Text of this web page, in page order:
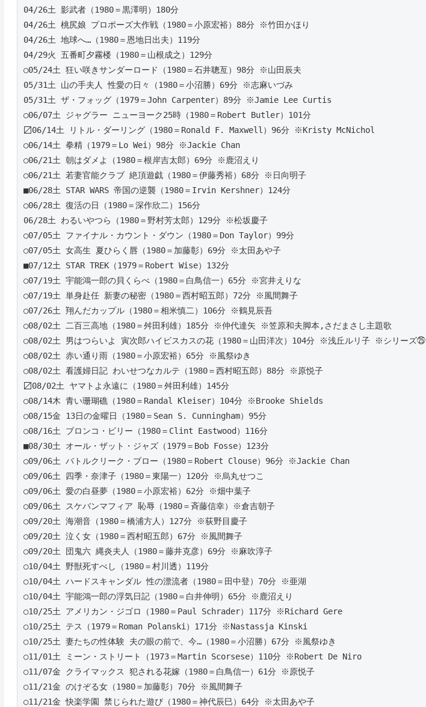
04/26土 影武者（1980＝黒澤明）180分
04/26土 桃尻娘 プロポーズ大作戦（1980＝小原宏裕）88分 ※竹田かほり
04/26土 地球へ…（1980＝恩地日出夫）119分
04/29火 五番町夕霧楼（1980＝山根成之）129分
○05/24土 狂い咲きサンダーロード（1980＝石井聰亙）98分 ※山田辰夫
05/31土 山の手夫人 性愛の日々（1980＝小沼勝）69分 ※志麻いづみ
05/31土 ザ・フォッグ（1979＝John Carpenter）89分 ※Jamie Lee Curtis
○06/07土 ジャグラー ニューヨーク25時（1980＝Robert Butler）101分
〼06/14土 リトル・ダーリング（1980＝Ronald F. Maxwell）96分 ※Kristy McNichol
○06/14土 拳精（1979＝Lo Wei）98分 ※Jackie Chan
○06/21土 朝はダメよ（1980＝根岸吉太郎）69分 ※鹿沼えり
○06/21土 若妻官能クラブ 絶頂遊戯（1980＝伊藤秀裕）68分 ※日向明子
■06/28土 STAR WARS 帝国の逆襲（1980＝Irvin Kershner）124分
○06/28土 復活の日（1980＝深作欣二）156分
06/28土 わるいやつら（1980＝野村芳太郎）129分 ※松坂慶子
○07/05土 ファイナル・カウント・ダウン（1980＝Don Taylor）99分
○07/05土 女高生 夏ひらく唇（1980＝加藤彰）69分 ※太田あや子
■07/12土 STAR TREK（1979＝Robert Wise）132分
○07/19土 宇能鴻一郎の貝くらべ（1980＝白鳥信一）65分 ※宮井えりな
○07/19土 単身赴任 新妻の秘密（1980＝西村昭五郎）72分 ※風間舞子
○07/26土 翔んだカップル（1980＝相米慎二）106分 ※鶴見辰吾
○08/02土 二百三高地（1980＝舛田利雄）185分 ※仲代達矢 ※笠原和夫脚本,さだまさし主題歌
○08/02土 男はつらいよ 寅次郎ハイビスカスの花（1980＝山田洋次）104分 ※浅丘ルリ子 ※シリーズ㉕
○08/02土 赤い通り雨（1980＝小原宏裕）65分 ※風祭ゆき
○08/02土 看護婦日記 わいせつなカルテ（1980＝西村昭五郎）88分 ※原悦子
〼08/02土 ヤマトよ永遠に（1980＝舛田利雄）145分
○08/14木 青い珊瑚礁（1980＝Randal Kleiser）104分 ※Brooke Shields
○08/15金 13日の金曜日（1980＝Sean S. Cunningham）95分
○08/16土 ブロンコ・ビリー（1980＝Clint Eastwood）116分
■08/30土 オール・ザット・ジャズ（1979＝Bob Fosse）123分
○09/06土 バトルクリーク・ブロー（1980＝Robert Clouse）96分 ※Jackie Chan
○09/06土 四季・奈津子（1980＝東陽一）120分 ※烏丸せつこ
○09/06土 愛の白昼夢（1980＝小原宏裕）62分 ※畑中葉子
○09/06土 スケバンマフィア 恥辱（1980＝斉藤信幸）※倉吉朝子
○09/20土 海潮音（1980＝橋浦方人）127分 ※荻野目慶子
○09/20土 泣く女（1980＝西村昭五郎）67分 ※風間舞子
○09/20土 団鬼六 縄炎夫人（1980＝藤井克彦）69分 ※麻吹淳子
○10/04土 野獣死すべし（1980＝村川透）119分
○10/04土 ハードスキャンダル 性の漂流者（1980＝田中登）70分 ※亜湖
○10/04土 宇能鴻一郎の浮気日記（1980＝白井伸明）65分 ※鹿沼えり
○10/25土 アメリカン・ジゴロ（1980＝Paul Schrader）117分 ※Richard Gere
○10/25土 テス（1979＝Roman Polanski）171分 ※Nastassja Kinski
○10/25土 妻たちの性体験 夫の眼の前で、今…（1980＝小沼勝）67分 ※風祭ゆき
○11/01土 ミーン・ストリート（1973＝Martin Scorsese）110分 ※Robert De Niro
○11/07金 クライマックス 犯される花嫁（1980＝白鳥信一）61分 ※原悦子
○11/21金 のけぞる女（1980＝加藤彰）70分 ※風間舞子
○11/21金 快楽学園 禁じられた遊び（1980＝神代辰巳）64分 ※太田あや子